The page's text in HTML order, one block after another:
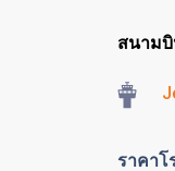
สนามบิ
ราคาโ